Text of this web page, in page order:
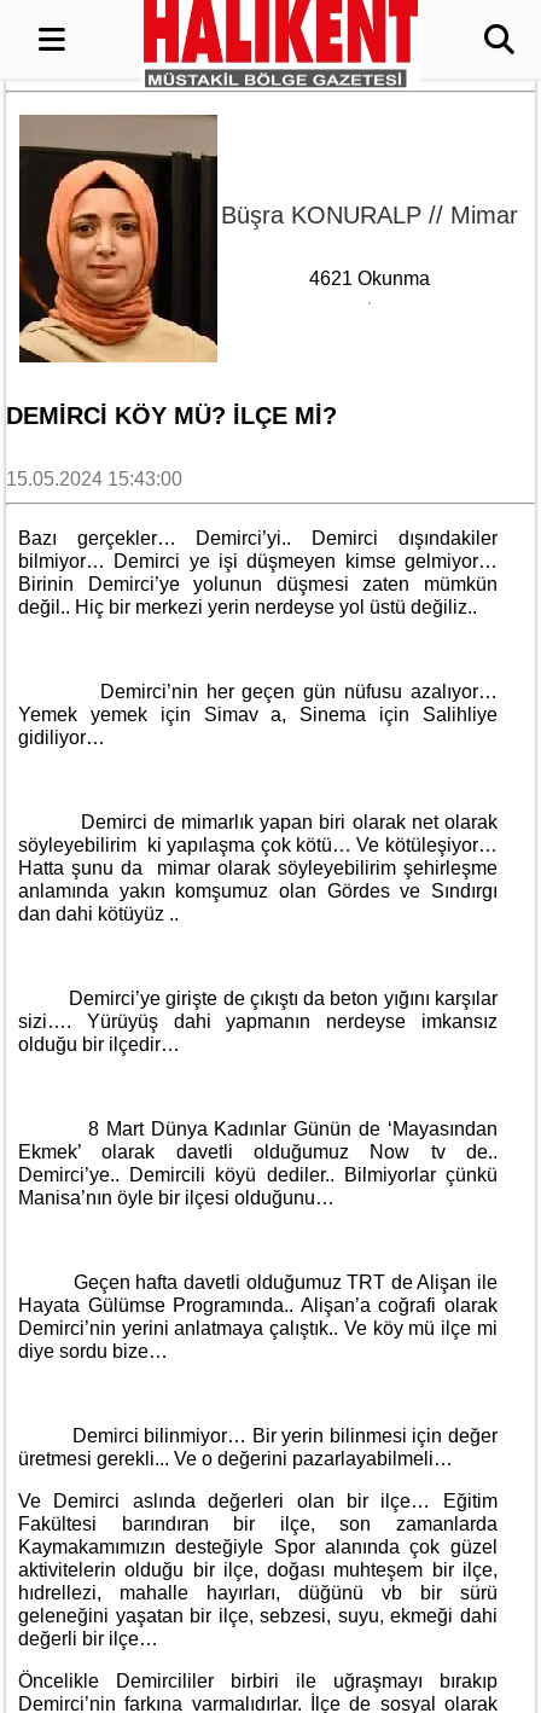
Büşra KONURALP // Mimar
4621 Okunma
DEMIRCI KÖY MÜ? İLÇE MI?
15.05.2024 15:43:00
Bazı gerçekler… Demirci’yi.. Demirci dışındakiler
bilmiyor… Demirci ye işi düşmeyen kimse gelmiyor…
Birinin Demirci’ye yolunun düşmesi zaten mümkün
değil.. Hiç bir merkezi yerin nerdeyse yol üstü değiliz..
Demirci’nin her geçen gün nüfusu azalıyor…
Yemek yemek için Simav a, Sinema için Salihliye
gidiliyor…
Demirci de mimarlık yapan biri olarak net olarak
söyleyebilirim ki yapılaşma çok kötü… Ve kötüleşiyor…
Hatta şunu da mimar olarak söyleyebilirim şehirleşme
anlamında yakın komşumuz olan Gördes ve Sındırgı
dan dahi kötüyüz ..
Demirci’ye girişte de çıkıştı da beton yığını karşılar
sizi…. Yürüyüş dahi yapmanın nerdeyse imkansız
olduğu bir ilçedir…
8 Mart Dünya Kadınlar Günün de ‘Mayasından
Ekmek’ olarak davetli olduğumuz Now tv de..
Demirci’ye.. Demircili köyü dediler.. Bilmiyorlar çünkü
Manisa’nın öyle bir ilçesi olduğunu…
Geçen hafta davetli olduğumuz TRT de Alişan ile
Hayata Gülümse Programında.. Alişan’a coğrafi olarak
Demirci’nin yerini anlatmaya çalıştık.. Ve köy mü ilçe mi
diye sordu bize…
Demirci bilinmiyor… Bir yerin bilinmesi için değer
üretmesi gerekli... Ve o değerini pazarlayabilmeli…
Ve Demirci aslında değerleri olan bir ilçe… Eğitim
Fakültesi barındıran bir ilçe, son zamanlarda
Kaymakamımızın desteğiyle Spor alanında çok güzel
aktivitelerin olduğu bir ilçe, doğası muhteşem bir ilçe,
hıdrellezi, mahalle hayırları, düğünü vb bir sürü
geleneğini yaşatan bir ilçe, sebzesi, suyu, ekmeği dahi
değerli bir ilçe…
Öncelikle Demircililer birbiri ile uğraşmayı bırakıp
Demirci’nin farkına varmalıdırlar. İlçe de sosyal olarak